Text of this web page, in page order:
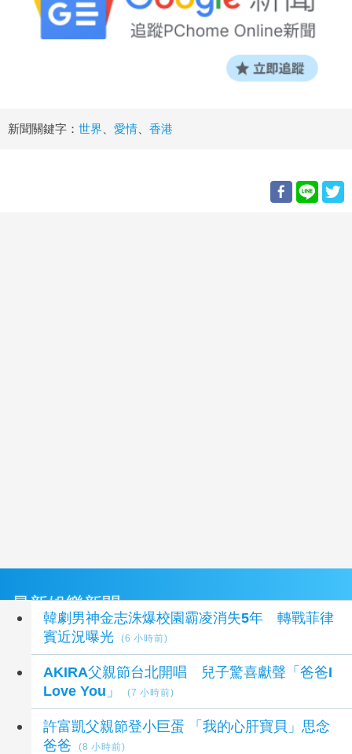
新聞關鍵字： 世界 愛情 香港
最新娛樂新聞
韓劇男神金志洙爆校園霸凌消失5年 轉戰菲律
賓近況曝光
(6 小時前)
AKIRA父親節台北開唱 兒子驚喜獻聲「爸爸I
Love You」
(7 小時前)
許富凱父親節登小巨蛋 「我的心肝寶貝」思念
爸爸
(8 小時前)